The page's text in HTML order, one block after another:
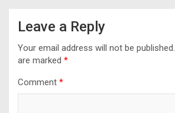
Leave a Reply
Your email address will not be published.
are marked *
Comment *